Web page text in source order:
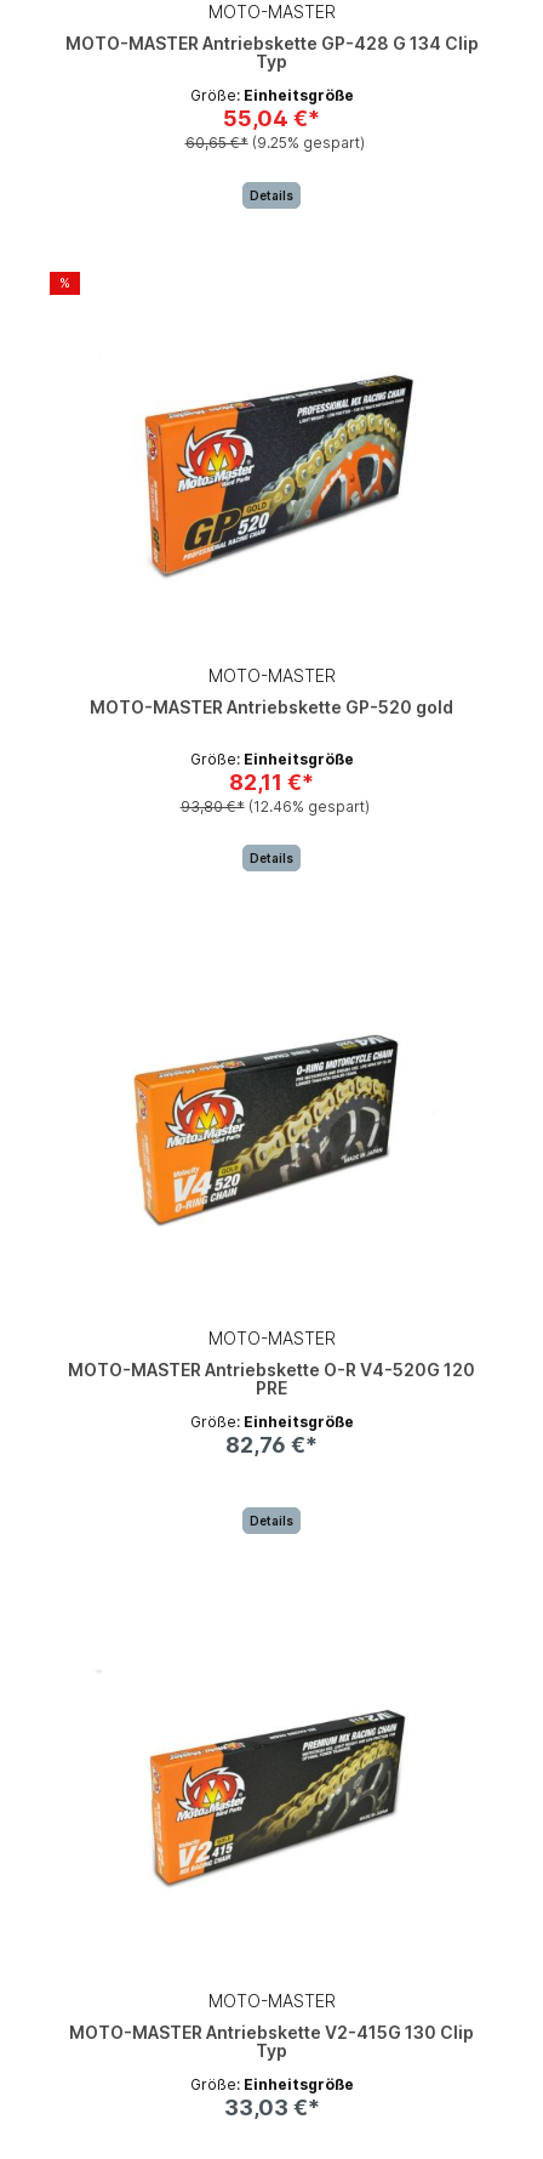
MOTO-MASTER
MOTO-MASTER Antriebskette GP-428 G 134 Clip
Typ
Größe: Einheitsgröße
55,04 €*
60,65 €* (9.25% gespart)
Details
%
MOTO-MASTER
MOTO-MASTER Antriebskette GP-520 gold
Größe: Einheitsgröße
82,11 €*
93,80 €* (12.46% gespart)
Details
MOTO-MASTER
MOTO-MASTER Antriebskette O-R V4-520G 120
PRE
Größe: Einheitsgröße
82,76 €*
Details
MOTO-MASTER
MOTO-MASTER Antriebskette V2-415G 130 Clip
Typ
Größe: Einheitsgröße
33,03 €*